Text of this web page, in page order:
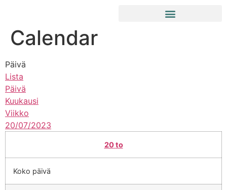
Calendar
Päivä
Lista
Päivä
Kuukausi
Viikko
20/07/2023
20 to
Koko päivä